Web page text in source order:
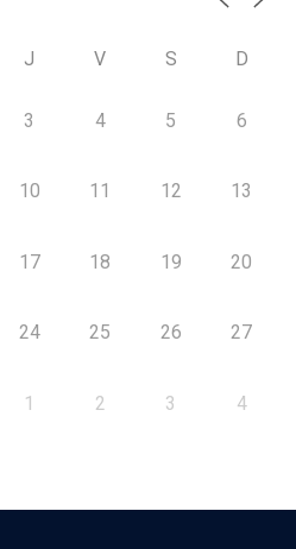
J V S D
3 4 5 6
10 11 12 13
17 18 19 20
24 25 26 27
1 2 3 4